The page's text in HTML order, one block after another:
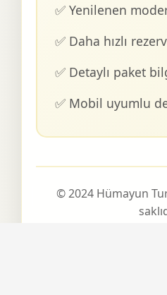
✅ Yenilenen
✅ Daha hızlı
✅ Detaylı paket
✅ Mobil uyumlu
© 2024 Hümayun